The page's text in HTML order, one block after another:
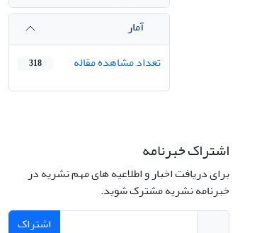
آمار
تعداد مشاهده مقاله
318
اشتراک خبرنامه
برای دریافت اخبار و اطلاعیه های مهم نشریه در
خبرنامه نشریه مشترک شوید.
اشتراک